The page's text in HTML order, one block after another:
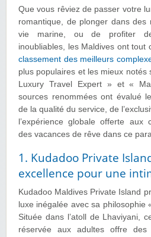
Que vous rêviez de passer votre
romantique, de plonger dans des
vie marine, ou de profiter
inoubliables, les Maldives ont tout
classement des meilleurs
plus populaires et les mieux notés
Luxury Travel Expert » et «
sources renommées ont évalué
de la qualité du service, de
l’expérience globale offerte aux
des vacances de rêve dans ce
1. Kudadoo Private
excellence pour une
Kudadoo Maldives Private Island
luxe inégalée avec sa philosophie
Située dans l’atoll de Lhaviyani,
réservée aux adultes offre des